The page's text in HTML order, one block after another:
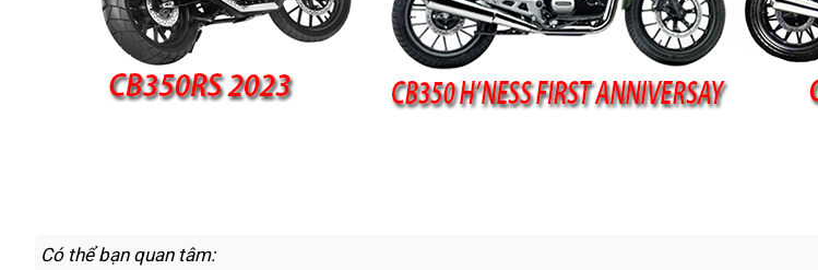
Yên
Có thể bạn quan tâm: